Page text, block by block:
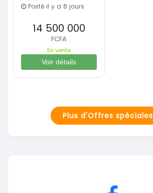
Posté il y a 8 jours
14 500 000
FCFA
En vente
Voir détails
Plus d'Offres spéciales